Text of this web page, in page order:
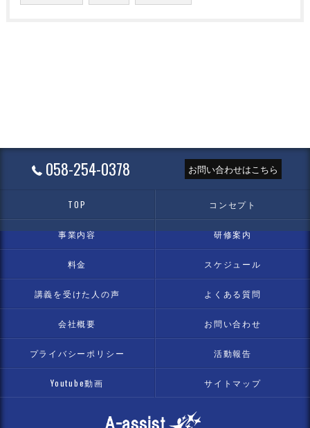
058-254-0378 お問い合わせはこちら
TOP コンセプト
事業内容 研修案内
料金 スケジュール
講義を受けた人の声 よくある質問
会社概要 お問い合わせ
プライバシーポリシー 活動報告
Youtube動画 サイトマップ